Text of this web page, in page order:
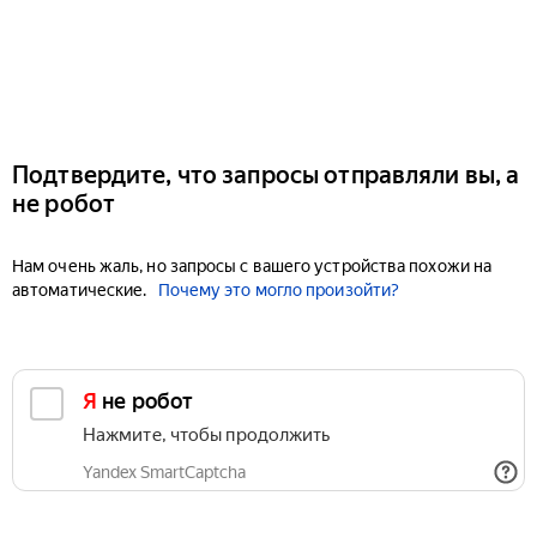
Подтвердите, что запросы отправляли вы, а
не робот
Нам очень жаль, но запросы с вашего устройства похожи на
автоматические.
Почему это могло произойти?
Я не робот
Нажмите, чтобы продолжить
Yandex SmartCaptcha